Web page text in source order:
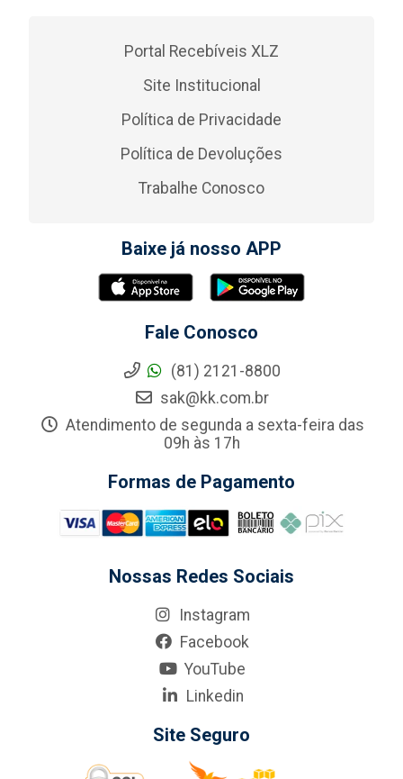
Portal Recebíveis XLZ
Site Institucional
Política de Privacidade
Política de Devoluções
Trabalhe Conosco
Baixe já nosso APP
Fale Conosco
(81) 2121-8800
sak@kk.com.br
Atendimento de segunda a sexta-feira das
09h às 17h
Formas de Pagamento
Nossas Redes Sociais
Instagram
Facebook
YouTube
Linkedin
Site Seguro